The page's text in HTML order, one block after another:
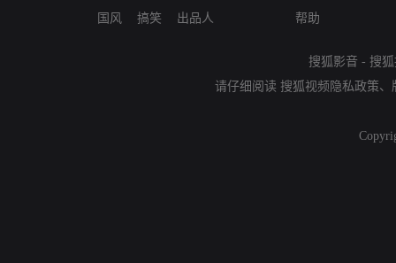
国风
搞笑
出品人
帮助
搜狐影音 - 搜
请仔细阅读 搜狐视频隐私政策、